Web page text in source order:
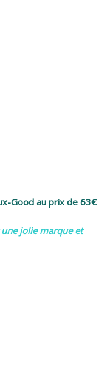
Good au prix de 63€
jolie marque et